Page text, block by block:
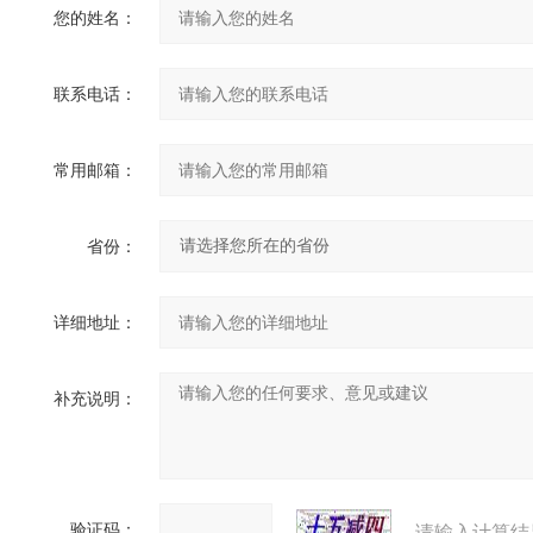
您的姓名：
联系电话：
常用邮箱：
省份：
详细地址：
补充说明：